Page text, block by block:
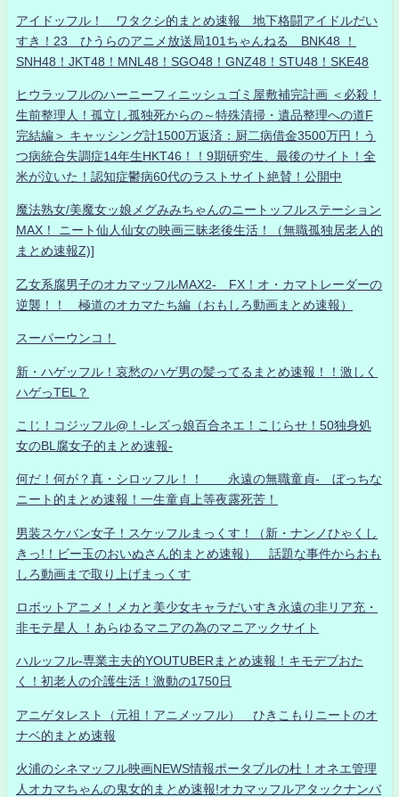
アイドッフル！ ワタクシ的まとめ速報 地下格闘アイドルだい
すき！23 ひうらのアニメ放送局101ちゃんねる BNK48 ！
SNH48！JKT48！MNL48！SGO48！GNZ48！STU48！SKE48
ヒウラッフルのハーニーフィニッシュゴミ屋敷補完計画 ＜必殺！
生前整理人！孤立し孤独死からの～特殊清掃・遺品整理への道F
完結編＞ キャッシング計1500万返済：厨二病借金3500万円！う
つ病統合失調症14年生HKT46！！9期研究生、最後のサイト！全
米が泣いた！認知症鬱病60代のラストサイト絶賛！公開中
魔法熟女/美魔女ッ娘メグみみちゃんのニートッフルステーション
MAX！ ニート仙人仙女の映画三昧老後生活！（無職孤独居老人的
まとめ速報Z)]
乙女系腐男子のオカマッフルMAX2- FX！オ・カマトレーダーの
逆襲！！ 極道のオカマたち編（おもしろ動画まとめ速報）
スーパーウンコ！
新・ハゲッフル！哀愁のハゲ男の髪ってるまとめ速報！！激しく
ハゲっTEL？
こじ！コジッフル@！-レズっ娘百合ネエ！こじらせ！50独身処
女のBL腐女子的まとめ速報-
何だ！何が？真・シロッフル！！ 永遠の無職童貞- ぼっちな
ニート的まとめ速報！一生童貞上等夜露死苦！
男装スケバン女子！スケッフルまっくす！（新・ナンノひゃくし
きっ!！ビー玉のおいぬさん的まとめ速報） 話題な事件からおも
しろ動画まで取り上げまっくす
ロボットアニメ！メカと美少女キャラだいすき永遠の非リア充・
非モテ星人 ！あらゆるマニアの為のマニアックサイト
ハルッフル-専業主夫的YOUTUBERまとめ速報！キモデブおた
く！初老人の介護生活！激動の1750日
アニゲタレスト（元祖！アニメッフル） ひきこもりニートのオ
ナベ的まとめ速報
火浦のシネマッフル映画NEWS情報ポータブルの杜！オネエ管理
人オカマちゃんの鬼女的まとめ速報!オカマッフルアタックナンバ